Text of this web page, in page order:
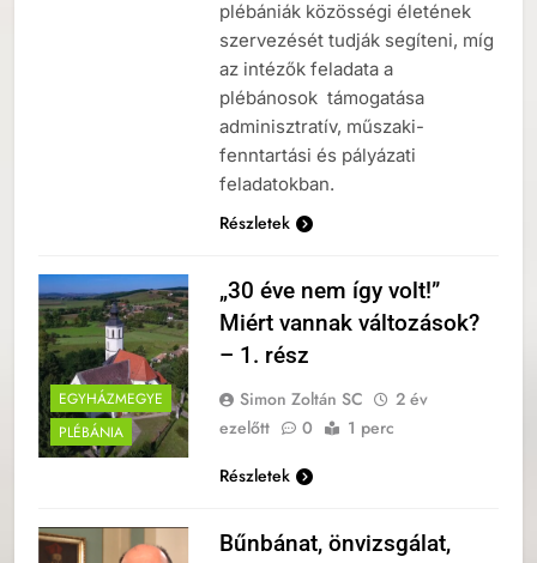
plébániák közösségi életének
szervezését tudják segíteni, míg
az intézők feladata a
plébánosok támogatása
adminisztratív, műszaki-
fenntartási és pályázati
feladatokban.
Részletek
EGYHÁZMEGYE
PLÉBÁNIA
„30 éve nem így volt!”
Miért vannak változások?
– 1. rész
Simon Zoltán SC
2 év
ezelőtt
0
1 perc
Részletek
Bűnbánat, önvizsgálat,